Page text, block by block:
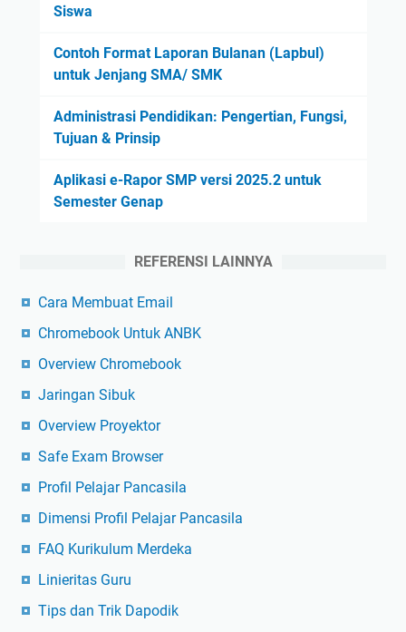
Siswa
Contoh Format Laporan Bulanan (Lapbul)
untuk Jenjang SMA/ SMK
Administrasi Pendidikan: Pengertian, Fungsi,
Tujuan & Prinsip
Aplikasi e-Rapor SMP versi 2025.2 untuk
Semester Genap
REFERENSI LAINNYA
Cara Membuat Email
Chromebook Untuk ANBK
Overview Chromebook
Jaringan Sibuk
Overview Proyektor
Safe Exam Browser
Profil Pelajar Pancasila
Dimensi Profil Pelajar Pancasila
FAQ Kurikulum Merdeka
Linieritas Guru
Tips dan Trik Dapodik